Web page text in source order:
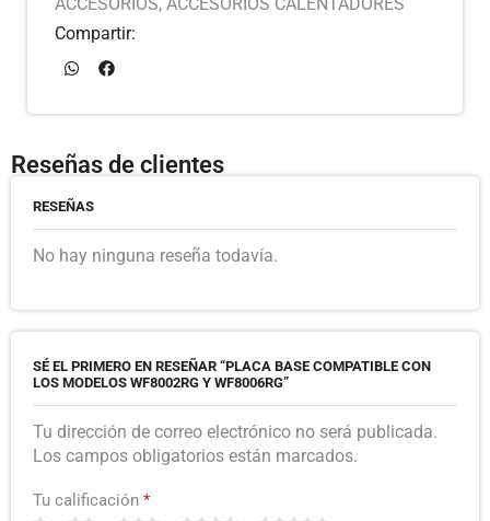
Compartir:
Reseñas de clientes
RESEÑAS
No hay ninguna reseña todavía.
SÉ EL PRIMERO EN RESEÑAR “PLACA BASE COMPATIBLE CON
LOS MODELOS WF8002RG Y WF8006RG”
Tu dirección de correo electrónico no será publicada.
Los campos obligatorios están marcados.
Tu calificación *